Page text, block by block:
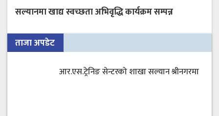
सल्यानमा खाद्य स्वच्छता अभिवृद्धि कार्यक्रम सम्पन्न
ताजा अपडेट
आर.एस.ट्रेनिङ सेन्टरको शाखा सल्यान श्रीनगरमा